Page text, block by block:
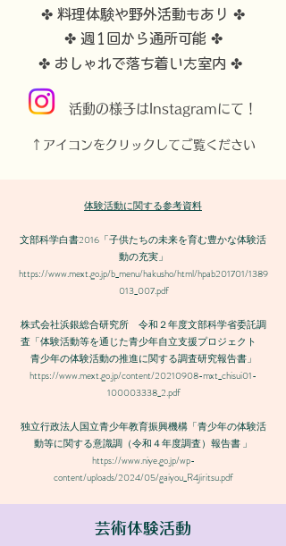
✤ 料理体験や野外活動もあり ✤
✤ 週1回から通所可能 ✤
✤ おしゃれで落ち着いた室内 ✤
​活動の様子はInstagramにて！
​↑アイコンをクリックしてご覧ください
体験活動に関する参考資料
文部科学白書2016「子供たちの未来を育む豊かな体験活
動の充実」
https://www.mext.go.jp/b_menu/hakusho/html/hpab201701/1389
013_007.pdf
株式会社浜銀総合研究所 令和２年度文部科学省委託調
査「体験活動等を通じた青少年自立支援プロジェクト
青少年の体験活動の推進に関する調査研究報告書」
https://www.mext.go.jp/content/20210908-mxt_chisui01-
100003338_2.pdf
独立行政法人国立青少年教育振興機構「青少年の体験活
動等に関する意識調（令和４年度調査）報告書 」
https://www.niye.go.jp/wp-
content/uploads/2024/05/gaiyou_R4jiritsu.pdf
​ 芸術体験活動